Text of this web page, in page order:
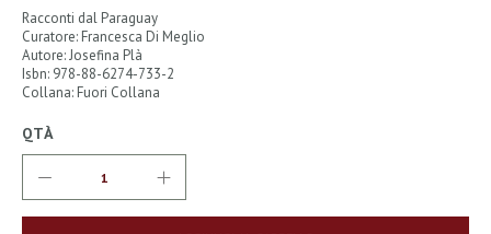
Racconti dal Paraguay
Curatore: Francesca Di Meglio
Autore: Josefina Plà
Isbn: 978-88-6274-733-2
Collana: Fuori Collana
QTÀ